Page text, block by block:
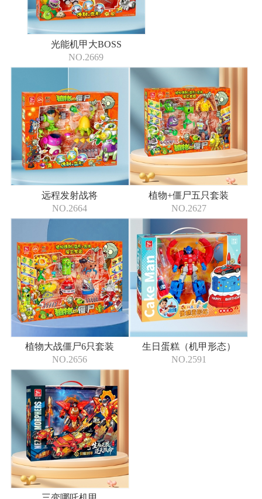
光能机甲大BOSS
NO.2669
远程发射战将
NO.2664
植物+僵尸五只套装
NO.2627
植物大战僵尸6只套装
NO.2656
生日蛋糕（机甲形态）
NO.2591